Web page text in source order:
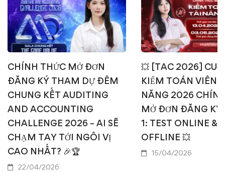
CHÍNH THỨC MỞ ĐƠN
ĐĂNG KÝ THAM DỰ ĐÊM
CHUNG KẾT AUDITING
AND ACCOUNTING
CHALLENGE 2026 – AI SẼ
CHẠM TAY TỚI NGÔI VỊ
CAO NHẤT? 🎉🏆
22/04/2026
💥 [TAC 2026]
KIỂM TOÁN VIÊN
NĂNG 2026
MỞ ĐƠN ĐĂNG KÝ
1: TEST ONLINE &
OFFLINE 💥
15/04/2026